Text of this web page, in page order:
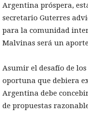
Argentina próspera,
secretario Guterres
para la comunidad
Malvinas será un
Asumir el desafío de
oportuna que debiera
Argentina debe
de propuestas